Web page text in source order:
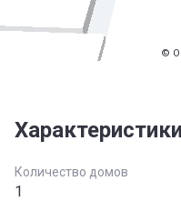
©
Количество домов
1